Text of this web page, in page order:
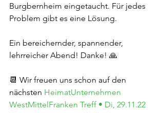
Burgbernheim eingetaucht. Für jedes
Problem gibt es eine Lösung.
Ein bereichernder, spannender,
lehrreicher Abend! Danke! 🙏
📆 Wir freuen uns schon auf den
nächsten HeimatUnternehmen
WestMittelFranken Treff • Di, 29.11.22